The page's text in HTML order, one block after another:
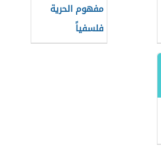
مفهوم الحرية
فلسفياً